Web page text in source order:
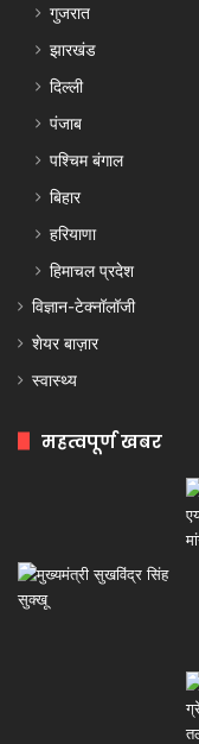
गुजरात
झारखंड
दिल्ली
पंजाब
पश्चिम बंगाल
बिहार
हरियाणा
हिमाचल प्रदेश
विज्ञान-टेक्नॉलॉजी
शेयर बाज़ार
स्वास्थ्य
महत्वपूर्ण खबर